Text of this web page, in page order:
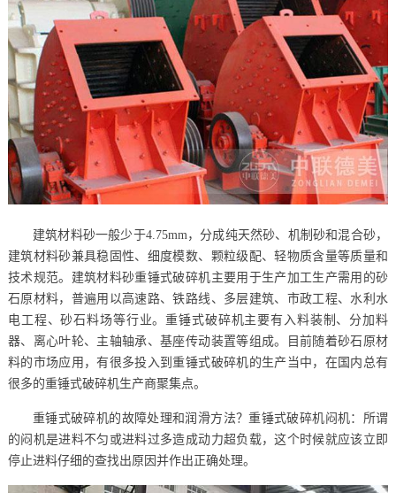
建筑材料砂一般少于4.75mm，分成纯天然砂、机制砂和混合砂，
建筑材料砂兼具稳固性、细度模数、颗粒级配、轻物质含量等质量和
技术规范。建筑材料砂重锤式破碎机主要用于生产加工生产需用的砂
石原材料，普遍用以高速路、铁路线、多层建筑、市政工程、水利水
电工程、砂石料场等行业。重锤式破碎机主要有入料装制、分加料
器、离心叶轮、主轴轴承、基座传动装置等组成。目前随着砂石原材
料的市场应用，有很多投入到重锤式破碎机的生产当中，在国内总有
很多的重锤式破碎机生产商聚集点。
重锤式破碎机的故障处理和润滑方法？重锤式破碎机闷机：所谓
的闷机是进料不匀或进料过多造成动力超负载，这个时候就应该立即
停止进料仔细的查找出原因并作出正确处理。